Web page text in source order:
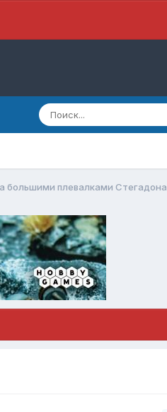
большими плевалками Стегадона